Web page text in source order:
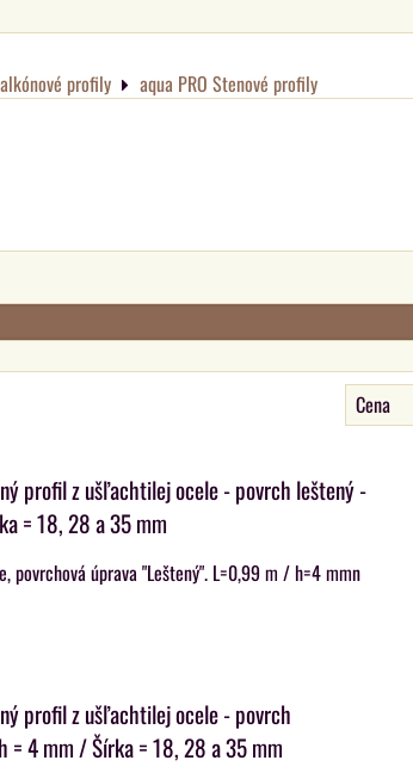
profily aqua PRO Stenové profily
Cena
profil z ušľachtilej ocele - povrch leštený -
= 18, 28 a 35 mm
úprava "Leštený". L=0,99 m / h=4 mmn
profil z ušľachtilej ocele - povrch
4 mm / Šírka = 18, 28 a 35 mm